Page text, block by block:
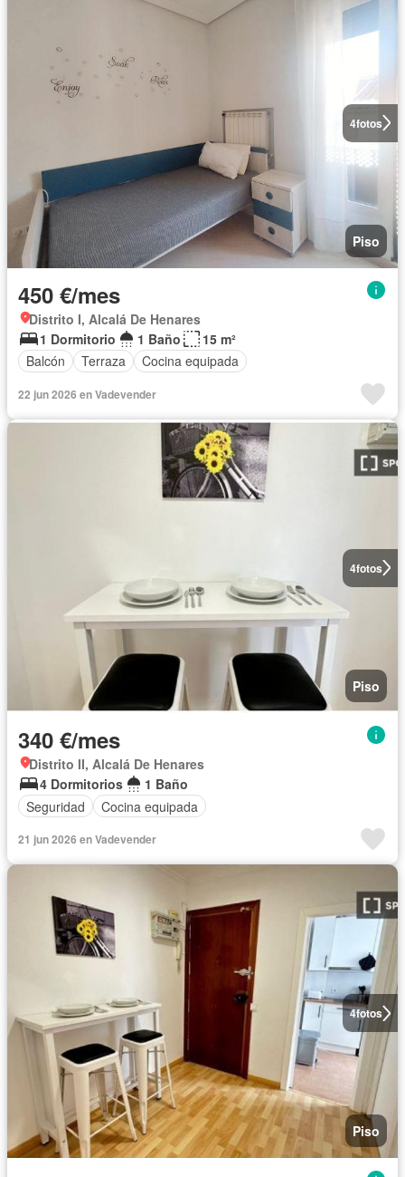
4fotos
Piso
450 €/mes
Distrito I, Alcalá De Henares
1 Dormitorio
1 Baño
15 m²
Balcón
Terraza Cocina equipada
22 jun 2026 en Vadevender
4fotos
Piso
340 €/mes
Distrito II, Alcalá De Henares
4 Dormitorios
1 Baño
Seguridad
Cocina equipada
21 jun 2026 en Vadevender
4fotos
Piso